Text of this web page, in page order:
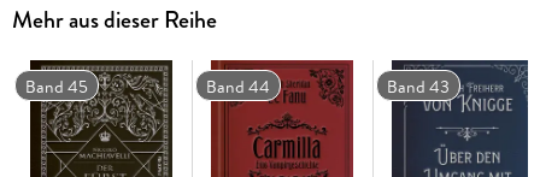
Ausstattung: mit 223 s/w-Illustrationen
Mehr aus dieser Reihe
Band 45 Band 44 Band 43